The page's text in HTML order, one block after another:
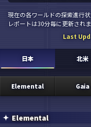
現在の各ワールドの探索進行
レポートは30分毎に更新されま
Last
日本 北米
Elemental Gaia
Elemental